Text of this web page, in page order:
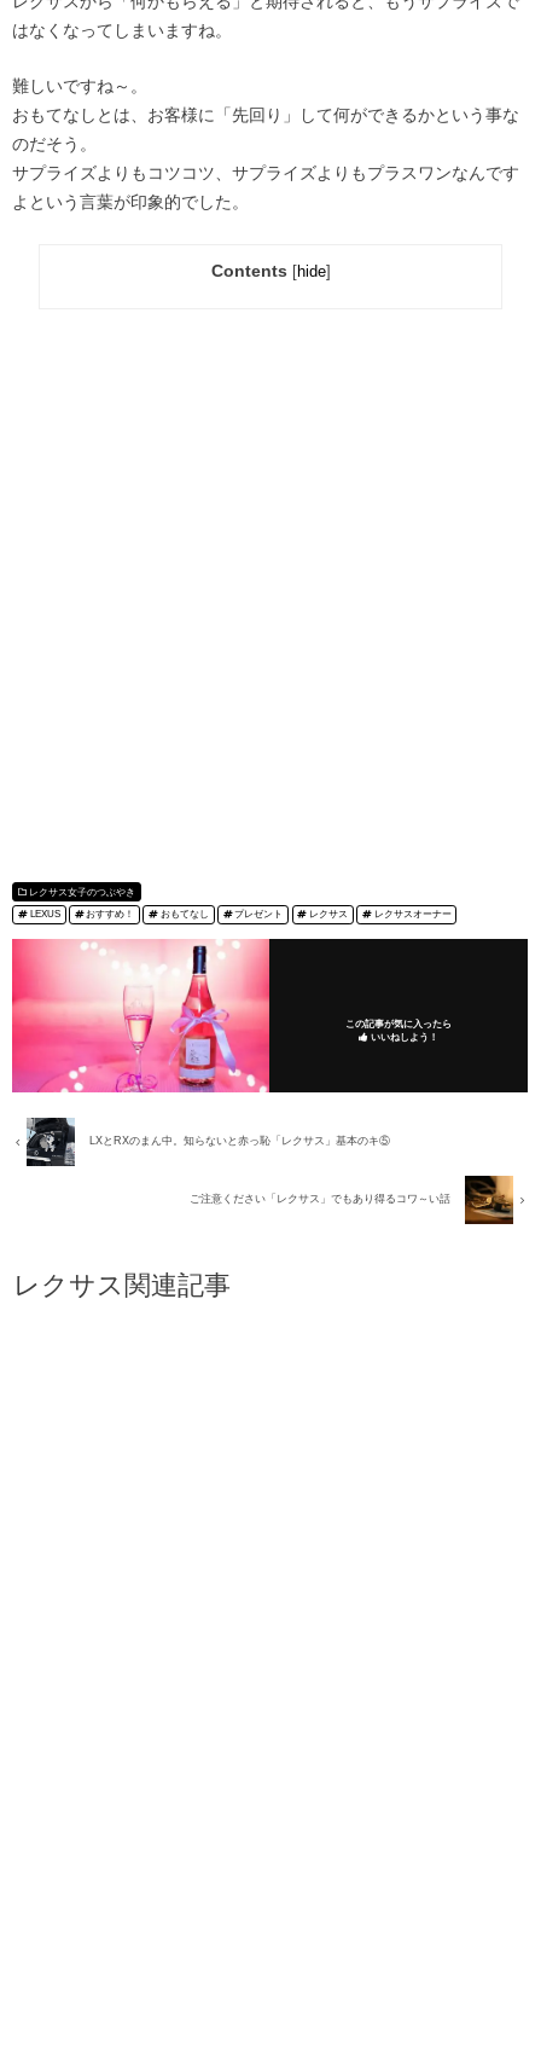
はなくなってしまいますね。
難しいですね～。
おもてなしとは、お客様に「先回り」して何ができるかという事な
のだそう。
サプライズよりもコツコツ、サプライズよりもプラスワンなんです
よという言葉が印象的でした。
Contents [hide]
レクサス女子のつぶやき
LEXUS おすすめ！ おもてなし プレゼント レクサス レクサスオーナー
この記事が気に入ったら
いいねしよう！
LXとRXのまん中。知らないと赤っ恥「レクサス」基本のキ⑤
ご注意ください「レクサス」でもあり得るコワ～い話
レクサス関連記事